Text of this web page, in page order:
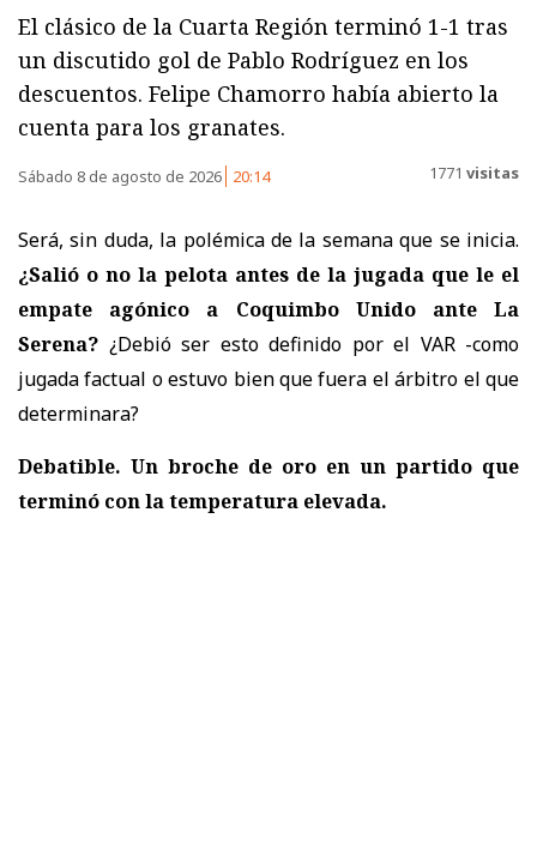
El clásico de la Cuarta Región terminó 1-1 tras
un discutido gol de Pablo Rodríguez en los
descuentos. Felipe Chamorro había abierto la
cuenta para los granates.
Sábado 8 de agosto de 2026 20:14 1771 visitas
Será, sin duda, la polémica de la semana que se inicia.
¿Salió o no la pelota antes de la jugada que le el
empate agónico a Coquimbo Unido ante La
Serena? ¿Debió ser esto definido por el VAR -como
jugada factual o estuvo bien que fuera el árbitro el que
determinara?
Debatible. Un broche de oro en un partido que
terminó con la temperatura elevada.